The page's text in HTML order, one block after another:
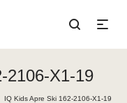
2106-X1-19
IQ Kids Apre Ski 162-2106-X1-19